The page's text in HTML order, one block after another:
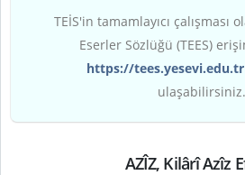
TEİS'in tamamlayıcı çalışması
Eserler Sözlüğü (TEES)
https://tees.yesevi.edu.tr
ulaşabilirsiniz.
AZÎZ, Kilârî Azîz